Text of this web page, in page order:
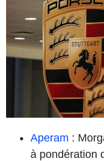
Aperam :
à pondération